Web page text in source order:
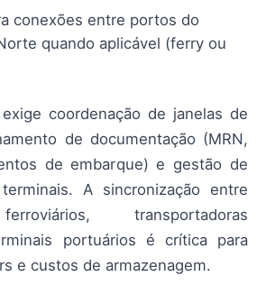
conexões entre portos do
quando aplicável (ferry ou
coordenação de janelas de
de documentação (MRN,
de embarque) e gestão de
A sincronização entre
transportadoras
portuários é crítica para
e custos de armazenagem.